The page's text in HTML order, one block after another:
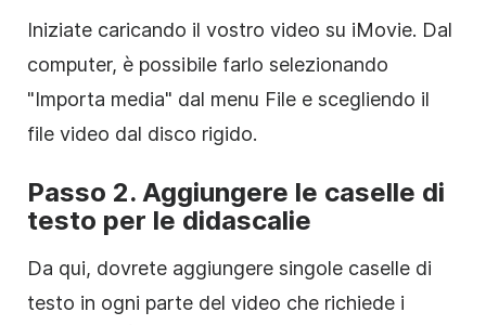
Iniziate caricando il vostro video su iMovie. Dal
computer, è possibile farlo selezionando
"Importa media" dal menu File e scegliendo il
file video dal disco rigido.
Passo 2. Aggiungere le caselle di
testo per le didascalie
Da qui, dovrete aggiungere singole caselle di
testo in ogni parte del video che richiede i